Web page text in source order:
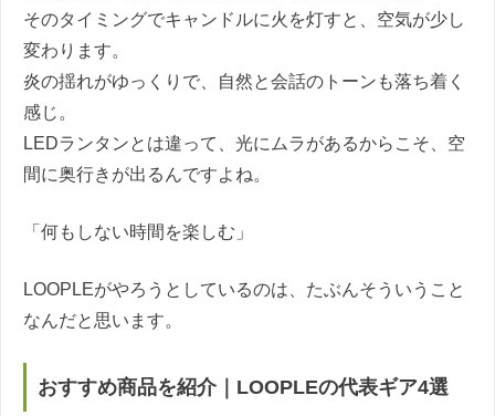
そのタイミングでキャンドルに火を灯すと、空気が少し
変わります。
炎の揺れがゆっくりで、自然と会話のトーンも落ち着く
感じ。
LEDランタンとは違って、光にムラがあるからこそ、空
間に奥行きが出るんですよね。
「何もしない時間を楽しむ」
LOOPLEがやろうとしているのは、たぶんそういうこと
なんだと思います。
おすすめ商品を紹介｜LOOPLEの代表ギア4選